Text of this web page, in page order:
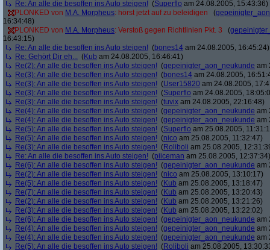
Re: An alle die besoffen ins Auto steigen! (Superflo am 24.08.2005, 15:43:36)
PLONKED von M.A. Morpheus: hörst jetzt auf zu beleidigen (
16:34:48)
PLONKED von M.A. Morpheus: Verstoß gegen Richtlinien Pkt. 3 (
16:43:15)
Re: An alle die besoffen ins Auto steigen! (bones14 am 24.08.2005, 16:45:24)
Re: Gehört Dir eh... (Kub am 24.08.2005, 16:46:41)
Re(2): An alle die besoffen ins Auto steigen! (gepeinigter_aon_neukunde am
Re(3): An alle die besoffen ins Auto steigen! (bones14 am 24.08.2005,
Re(3): An alle die besoffen ins Auto steigen! (User15820 am 24.08.2005,
Re(3): An alle die besoffen ins Auto steigen! (Superflo am 24.08.2005,
Re(3): An alle die besoffen ins Auto steigen! (tuvix am 24.08.2005, 22:16:48)
Re(4): An alle die besoffen ins Auto steigen! (gepeinigter_aon_neukunde am
Re(4): An alle die besoffen ins Auto steigen! (gepeinigter_aon_neukunde am
Re(5): An alle die besoffen ins Auto steigen! (Superflo am 25.08.2005,
Re(5): An alle die besoffen ins Auto steigen! (nico am 25.08.2005, 11:32:47)
Re(3): An alle die besoffen ins Auto steigen! (Roliboli am 25.08.2005,
Re: An alle die besoffen ins Auto steigen! (piiceman am 25.08.2005, 12:37:34)
Re(6): An alle die besoffen ins Auto steigen! (gepeinigter_aon_neukunde am
Re(2): An alle die besoffen ins Auto steigen! (nico am 25.08.2005, 13:10:17)
Re(5): An alle die besoffen ins Auto steigen! (Kub am 25.08.2005, 13:18:47)
Re(7): An alle die besoffen ins Auto steigen! (Kub am 25.08.2005, 13:20:43)
Re(2): An alle die besoffen ins Auto steigen! (Kub am 25.08.2005, 13:21:26)
Re(3): An alle die besoffen ins Auto steigen! (Kub am 25.08.2005, 13:22:02)
Re(6): An alle die besoffen ins Auto steigen! (gepeinigter_aon_neukunde am
Re(4): An alle die besoffen ins Auto steigen! (gepeinigter_aon_neukunde am
Re(4): An alle die besoffen ins Auto steigen! (gepeinigter_aon_neukunde am
Re(5): An alle die besoffen ins Auto steigen! (Roliboli am 25.08.2005,